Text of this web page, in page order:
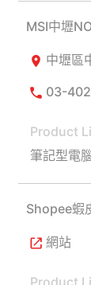
MSI中壢
中壢區
03-
筆記型電
Shopee蝦
網站